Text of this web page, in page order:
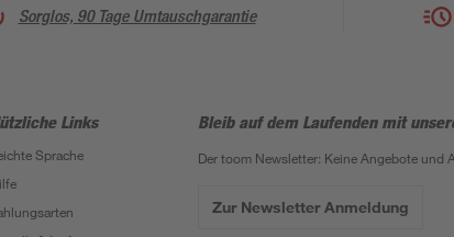
Sorglos, 90 Tage Umtauschgarantie
Links
Sprache
Bleib auf dem Laufenden mit
Der toom Newsletter: Keine Angebote und
Zur Newsletter Anmeldung